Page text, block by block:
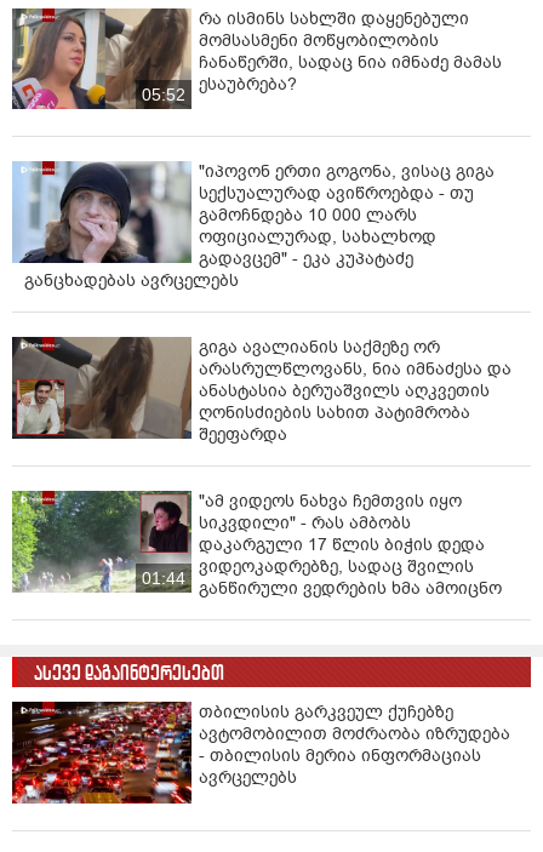
05:52
რა ისმინს სახლში დაყენებული
მომსასმენი მოწყობილობის
ჩანაწერში, სადაც ნია იმნაძე მამას
ესაუბრება?
"იპოვონ ერთი გოგონა, ვისაც გიგა
სექსუალურად ავიწროებდა - თუ
გამოჩნდება 10 000 ლარს
ოფიციალურად, სახალხოდ
გადავცემ" - ეკა კუპატაძე
განცხადებას ავრცელებს
გიგა ავალიანის საქმეზე ორ
არასრულწლოვანს, ნია იმნაძესა და
ანასტასია ბერუაშვილს აღკვეთის
ღონისძიების სახით პატიმრობა
შეეფარდა
01:44
"ამ ვიდეოს ნახვა ჩემთვის იყო
სიკვდილი" - რას ამბობს
დაკარგული 17 წლის ბიჭის დედა
ვიდეოკადრებზე, სადაც შვილის
განწირული ვედრების ხმა ამოიცნო
ასევე დაგაინტერესებთ
თბილისის გარკვეულ ქუჩებზე
ავტომობილით მოძრაობა იზრუდება
- თბილისის მერია ინფორმაციას
ავრცელებს